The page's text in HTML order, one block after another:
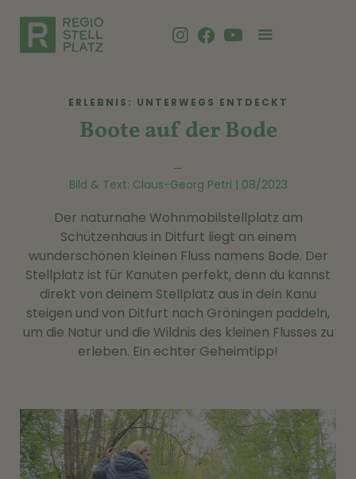
ERLEBNIS: UNTERWEGS ENTDECKT
Boote auf der Bode
—
Bild & Text: Claus-Georg Petri | 08/2023
Der naturnahe Wohnmobilstellplatz am
Schützenhaus in Ditfurt liegt an einem
wunderschönen kleinen Fluss namens Bode. Der
Stellplatz ist für Kanuten perfekt, denn du kannst
direkt von deinem Stellplatz aus in dein Kanu
steigen und von Ditfurt nach Gröningen paddeln,
um die Natur und die Wildnis des kleinen Flusses zu
erleben. Ein echter Geheimtipp!